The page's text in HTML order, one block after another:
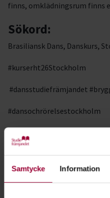
Samtycke Information
finns, omklädningsrum finns
Sökord:
Brasiliansk Dans, Danskurs,
#kurserht26Stockholm
#dansstudiefrämjandet
#dansochrörelsestockholm
Kursledare
Gilmar Dos Santos Ferreira